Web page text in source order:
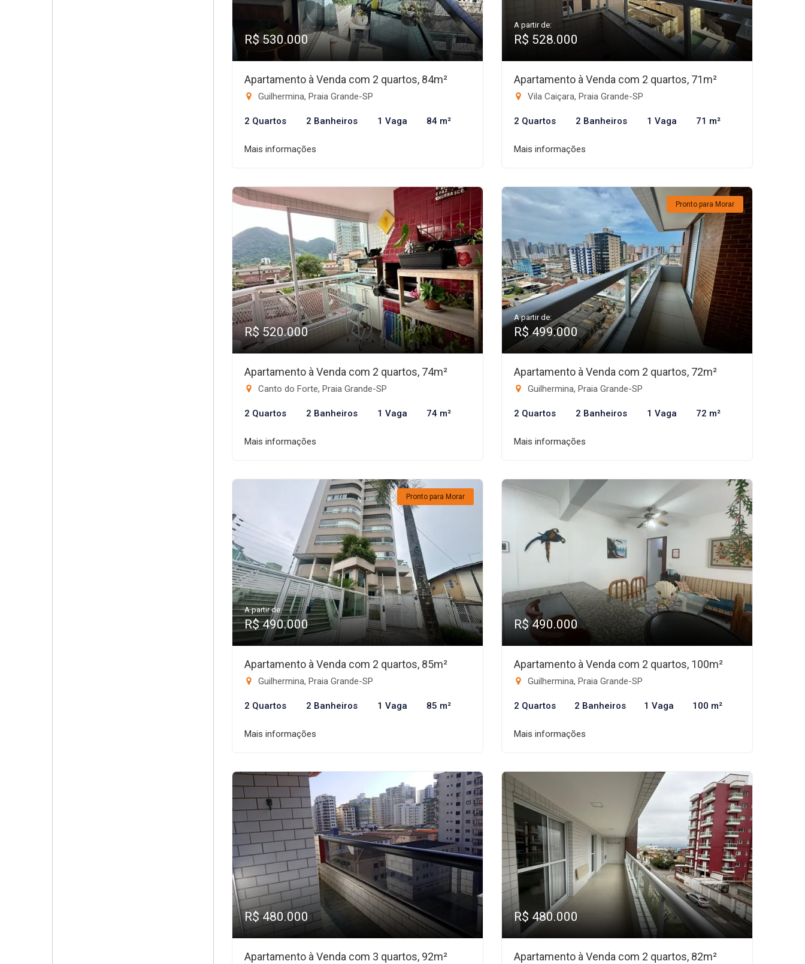
R$ 530.000
Apartamento à Venda com 2 quartos, 84m²
Guilhermina, Praia Grande-SP
2 Quartos 2 Banheiros 1 Vaga 84 m²
Mais informações
A partir de:
R$ 528.000
Apartamento à Venda com 2 quartos, 71m²
Vila Caiçara, Praia Grande-SP
2 Quartos 2 Banheiros 1 Vaga 71 m²
Mais informações
R$ 520.000
Apartamento à Venda com 2 quartos, 74m²
Canto do Forte, Praia Grande-SP
2 Quartos 2 Banheiros 1 Vaga 74 m²
Mais informações
Pronto para Morar
A partir de:
R$ 499.000
Apartamento à Venda com 2 quartos, 72m²
Guilhermina, Praia Grande-SP
2 Quartos 2 Banheiros 1 Vaga 72 m²
Mais informações
Pronto para Morar
A partir de:
R$ 490.000
Apartamento à Venda com 2 quartos, 85m²
Guilhermina, Praia Grande-SP
2 Quartos 2 Banheiros 1 Vaga 85 m²
Mais informações
R$ 490.000
Apartamento à Venda com 2 quartos, 100m²
Guilhermina, Praia Grande-SP
2 Quartos 2 Banheiros 1 Vaga 100 m²
Mais informações
R$ 480.000
Apartamento à Venda com 3 quartos, 92m²
R$ 480.000
Apartamento à Venda com 2 quartos, 82m²